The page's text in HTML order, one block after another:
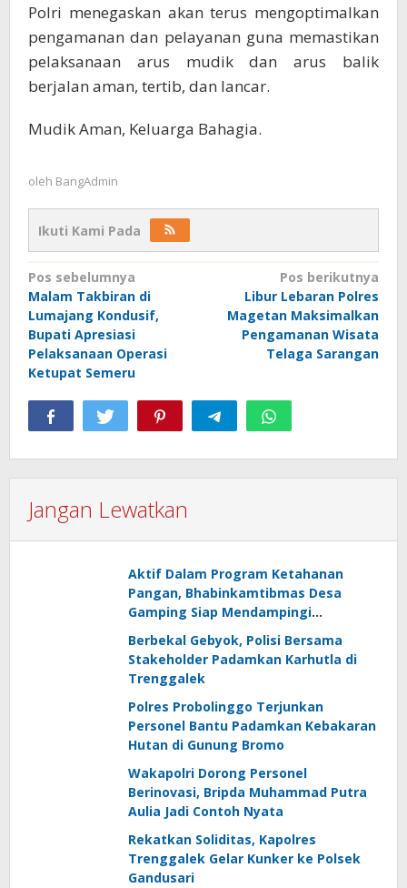
Polri menegaskan akan terus mengoptimalkan
pengamanan dan pelayanan guna memastikan
pelaksanaan arus mudik dan arus balik
berjalan aman, tertib, dan lancar.
Mudik Aman, Keluarga Bahagia.
oleh BangAdmin
Ikuti Kami Pada
Navigasi
pos
Pos sebelumnya
Malam Takbiran di
Lumajang Kondusif,
Bupati Apresiasi
Pelaksanaan Operasi
Ketupat Semeru
Pos berikutnya
Libur Lebaran Polres
Magetan Maksimalkan
Pengamanan Wisata
Telaga Sarangan
Jangan Lewatkan
Aktif Dalam Program Ketahanan
Pangan, Bhabinkamtibmas Desa
Gamping Siap Mendampingi
Kelompok Tani
Berbekal Gebyok, Polisi Bersama
Stakeholder Padamkan Karhutla di
Trenggalek
Polres Probolinggo Terjunkan
Personel Bantu Padamkan Kebakaran
Hutan di Gunung Bromo
Wakapolri Dorong Personel
Berinovasi, Bripda Muhammad Putra
Aulia Jadi Contoh Nyata
Rekatkan Soliditas, Kapolres
Trenggalek Gelar Kunker ke Polsek
Gandusari